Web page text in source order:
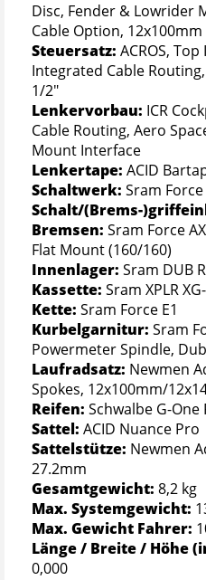
Disc, Fender & Lowrider
Cable Option, 12x100mm
Steuersatz: ACROS,
Integrated Cable
1/2"
Lenkervorbau: ICR
Cable Routing, Aero
Mount Interface
Lenkertape: ACID
Schaltwerk: Sram Force
Schalt/(Brems-
Bremsen: Sram Force
Flat Mount (160/160)
Innenlager: Sram DUB
Kassette: Sram XPLR
Kette: Sram Force E1
Kurbelgarnitur: Sram
Powermeter Spindle,
Laufradsatz: Newmen
Spokes, 12x100mm/
Reifen: Schwalbe G-One
Sattel: ACID Nuance Pro
Sattelstütze: Newmen
27.2mm
Gesamtgewicht: 8,2 kg
Max. Systemgewicht:
Max. Gewicht Fahrer:
Länge / Breite / Höhe
0,000